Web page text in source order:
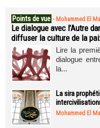
Points de vue - Mohammed El
Le dialogue avec l’Autre
diffuser la culture de la
Lire la
dialogue
la...
La sira
Mohammed El